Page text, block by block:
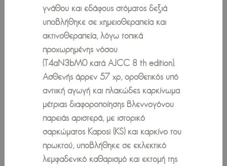
γνάθου και εδάφους στόματος δεξιά
υποβλήθηκε σε χημειοθεραπεία και
ακτινοθεραπεία, λόγω τοπικά
προχωρημένης νόσου
(Τ4aN3bM0 κατά AJCC 8 th edition).
Ασθενής άρρεν 57 χρ, οροθετικός υπό
αντιική αγωγή και πλακώδες καρκίνωμα
μέτριας διαφοροποίησης βλεννογόνου
παρειάς αριστερά, με ιστορικό
σαρκώματος Kaposi (KS) και καρκίνο του
πρωκτού, υποβλήθηκε σε εκλεκτικό
λεμφαδενικό καθαρισμό και εκτομή της